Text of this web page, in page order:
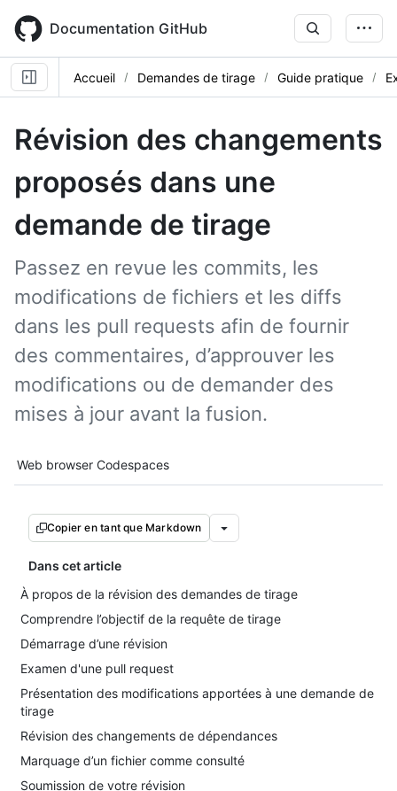
main
content
Documentation GitHub
Accueil Demandes de tirage Guide pratique
Révision des changements
proposés dans une
demande de tirage
Passez en revue les commits, les
modifications de fichiers et les diffs
dans les pull requests afin de fournir
des commentaires, d’approuver les
modifications ou de demander des
mises à jour avant la fusion.
Tool navigation
Web browser Codespaces
Copier en tant que Markdown
Dans cet article
À propos de la révision des demandes de tirage
Comprendre l’objectif de la requête de tirage
Démarrage d’une révision
Examen d'une pull request
Présentation des modifications apportées à une demande de
tirage
Révision des changements de dépendances
Marquage d’un fichier comme consulté
Soumission de votre révision